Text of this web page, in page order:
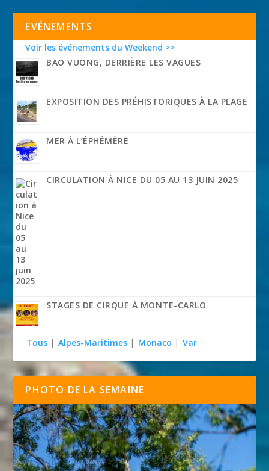
EVÉNEMENTS
Voir les événements du Weekend >>
BAO VUONG, DERRIÈRE LES VAGUES
EXPOSITION DES PRÉHISTORIQUES À LA PLAGE
MER À L’ÉPHÉMÈRE
CIRCULATION À NICE DU 05 AU 13 JUIN 2025
STAGES DE CIRQUE À MONTE-CARLO
Tous | Alpes-Maritimes | Monaco | Var
PHOTO DE LA SEMAINE